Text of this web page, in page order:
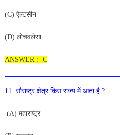
(C) ऐल्टसीन
(D) लोचवलेसा
ANSWER :- C
1 1 सौराष्ट्र क्षेत्र किस राज्य में आता है ?
(A) महाराष्ट्र